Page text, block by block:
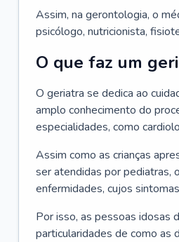
Assim, na gerontologia, o
psicólogo, nutricionista,
O que faz um
O geriatra se dedica ao
amplo conhecimento do
especialidades, como
Assim como as crianças
ser atendidas por pediatras,
enfermidades, cujos
Por isso, as pessoas idosas
particularidades de como as